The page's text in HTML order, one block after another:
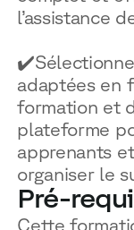
l’assistance
adaptées en
formation et
plateforme
apprenants
organiser le
Pré-
Cette